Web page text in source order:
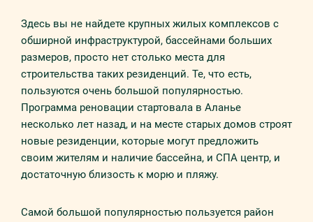
Здесь вы не найдете крупных жилых комплексов с
обширной инфраструктурой, бассейнами больших
размеров, просто нет столько места для
строительства таких резиденций. Те, что есть,
пользуются очень большой популярностью.
Программа реновации стартовала в Аланье
несколько лет назад, и на месте старых домов строят
новые резиденции, которые могут предложить
своим жителям и наличие бассейна, и СПА центр, и
достаточную близость к морю и пляжу.
Самой большой популярностью пользуется район